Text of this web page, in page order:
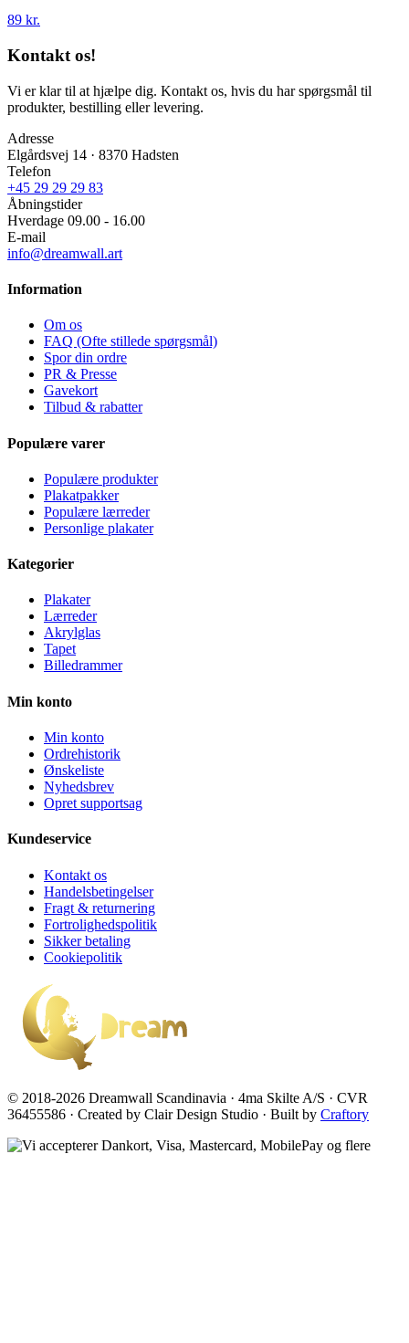
89 kr.
Kontakt os!
Vi er klar til at hjælpe dig. Kontakt os, hvis du har spørgsmål til
produkter, bestilling eller levering.
Adresse
Elgårdsvej 14 · 8370 Hadsten
Telefon
+45 29 29 29 83
Åbningstider
Hverdage 09.00 - 16.00
E-mail
info@dreamwall.art
Information
Om os
FAQ (Ofte stillede spørgsmål)
Spor din ordre
PR & Presse
Gavekort
Tilbud & rabatter
Populære varer
Populære produkter
Plakatpakker
Populære lærreder
Personlige plakater
Kategorier
Plakater
Lærreder
Akrylglas
Tapet
Billedrammer
Min konto
Min konto
Ordrehistorik
Ønskeliste
Nyhedsbrev
Opret supportsag
Kundeservice
Kontakt os
Handelsbetingelser
Fragt & returnering
Fortrolighedspolitik
Sikker betaling
Cookiepolitik
© 2018-2026 Dreamwall Scandinavia · 4ma Skilte A/S · CVR
36455586 · Created by Clair Design Studio · Built by Craftory